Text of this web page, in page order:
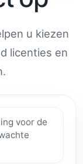
u kiezen
licenties en
voor de